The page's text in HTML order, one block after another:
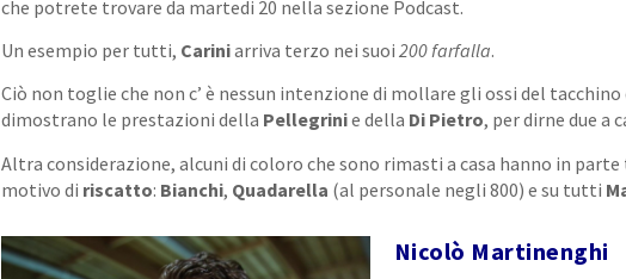
che potrete trovare da martedi 20 nella sezione Podcast.
Un esempio per tutti, Cariniarriva terzo nei suoi200 farfalla.
Ciò non toglie che non c’ è nessun intenzione di mollare gli ossi del
dimostrano le prestazioni della Pellegrinie della Di Pietro, per dirne due a
Altra considerazione, alcuni di coloro che sono rimasti a casa hanno in
motivo di riscatto: Bianchi, Quadarella (al personale negli 800) e su tutti
Nicolò Martinenghi